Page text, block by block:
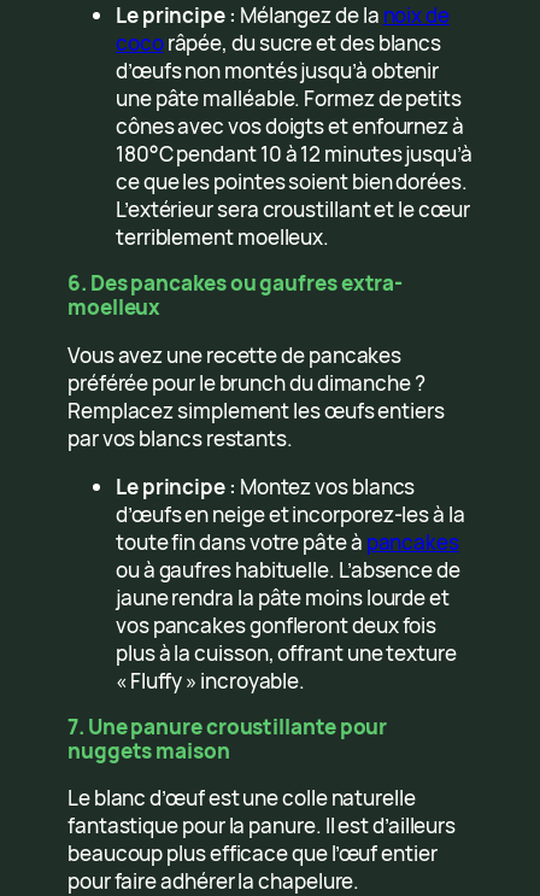
Le principe : Mélangez de la noix de
cocorâpée, du sucre et des blancs
d’œufs non montés jusqu’à obtenir
une pâte malléable. Formez de petits
cônes avec vos doigts et enfournez à
180°C pendant 10 à 12 minutes jusqu’à
ce que les pointes soient bien dorées.
L’extérieur sera croustillant et le cœur
terriblement moelleux.
6. Des pancakes ou gaufres extra-
moelleux
Vous avez une recette de pancakes
préférée pour le brunch du dimanche ?
Remplacez simplement les œufs entiers
par vos blancs restants.
Le principe : Montez vos blancs
d’œufs en neige et incorporez-les à la
toute fin dans votre pâte à pancakes
ou à gaufres habituelle. L’absence de
jaune rendra la pâte moins lourde et
vos pancakes gonfleront deux fois
plus à la cuisson, offrant une texture
« Fluffy » incroyable.
7. Une panure croustillante pour
nuggets maison
Le blanc d’œuf est une colle naturelle
fantastique pour la panure. Il est d’ailleurs
beaucoup plus efficace que l’œuf entier
pour faire adhérer la chapelure.